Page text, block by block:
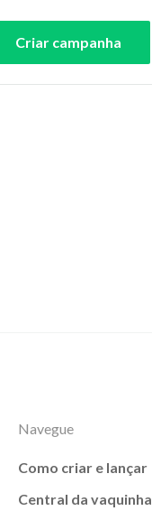
Criar campanha
Navegue
Como criar e lançar
Central da vaquinha